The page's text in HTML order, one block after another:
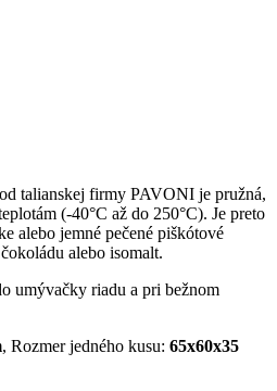
talianskej firmy PAVONI je pružná,
(-40°C až do 250°C). Je preto
alebo jemné pečené piškótové
alebo isomalt.
umývačky riadu a pri bežnom
, Rozmer jedného kusu: 65x60x35